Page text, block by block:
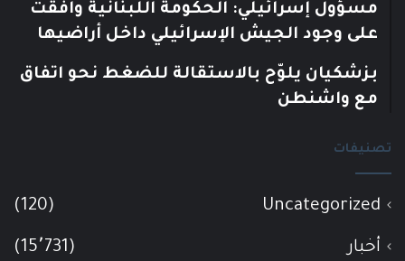
مسؤول إسرائيلي: الحكومة اللبنانية وافقت
على وجود الجيش الإسرائيلي داخل أراضيها
بزشكيان يلوّح بالاستقالة للضغط نحو اتفاق
مع واشنطن
تصنيفات
Uncategorized
(120)
أخبار (15٬731)